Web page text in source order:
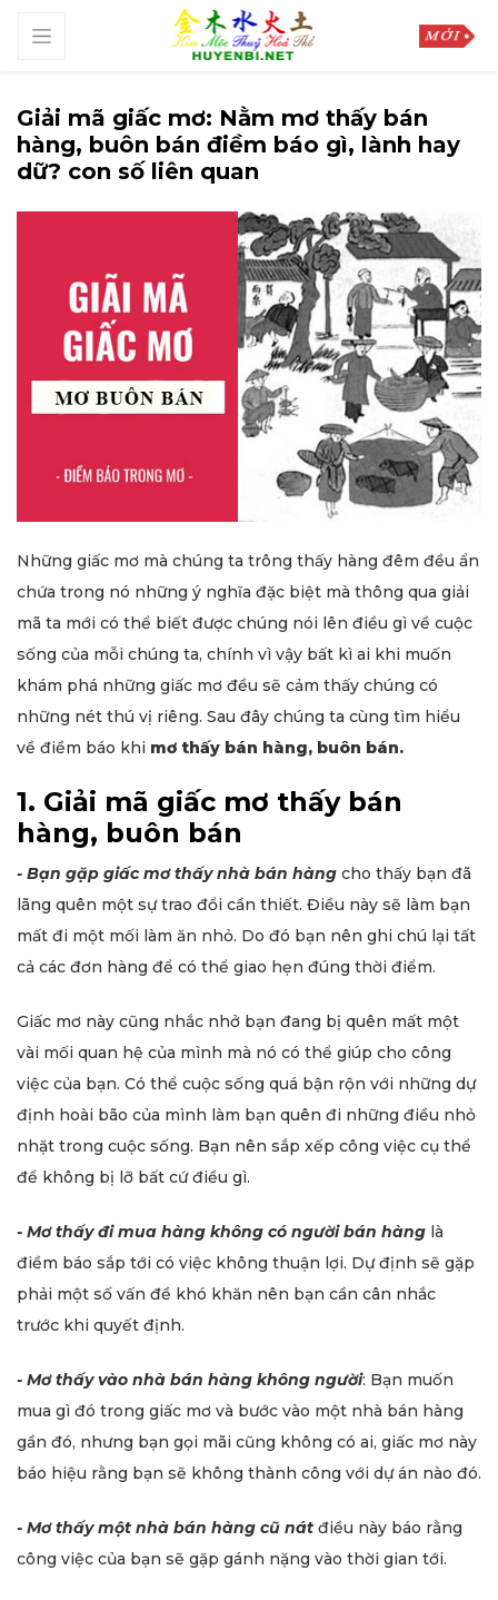
Giải mã giấc mơ: Nằm mơ thấy bán
hàng, buôn bán điềm báo gì, lành hay
dữ? con số liên quan
Những giấc mơ mà chúng ta trông thấy hàng đêm đều ẩn
chứa trong nó những ý nghĩa đặc biệt mà thông qua giải
mã ta mới có thể biết được chúng nói lên điều gì về cuộc
sống của mỗi chúng ta, chính vì vậy bất kì ai khi muốn
khám phá những giấc mơ đều sẽ cảm thấy chúng có
những nét thú vị riêng. Sau đây chúng ta cùng tìm hiểu
về điềm báo khi mơ thấy bán hàng, buôn bán.
1. Giải mã giấc mơ thấy bán
hàng, buôn bán
- Bạn gặp giấc mơ thấy nhà bán hàng cho thấy bạn đã
lãng quên một sự trao đổi cần thiết. Điều này sẽ làm bạn
mất đi một mối làm ăn nhỏ. Do đó bạn nên ghi chú lại tất
cả các đơn hàng để có thể giao hẹn đúng thời điểm.
Giấc mơ này cũng nhắc nhở bạn đang bị quên mất một
vài mối quan hệ của mình mà nó có thể giúp cho công
việc của bạn. Có thể cuộc sống quá bận rộn với những dự
định hoài bão của mình làm bạn quên đi những điều nhỏ
nhặt trong cuộc sống. Bạn nên sắp xếp công việc cụ thể
để không bị lỡ bất cứ điều gì.
- Mơ thấy đi mua hàng không có người bán hàng là
điềm báo sắp tới có việc không thuận lợi. Dự định sẽ gặp
phải một số vấn đề khó khăn nên bạn cần cân nhắc
trước khi quyết định.
- Mơ thấy vào nhà bán hàng không người: Bạn muốn
mua gì đó trong giấc mơ và bước vào một nhà bán hàng
gần đó, nhưng bạn gọi mãi cũng không có ai, giấc mơ này
báo hiệu rằng bạn sẽ không thành công với dự án nào đó.
- Mơ thấy một nhà bán hàng cũ nát điều này báo rằng
công việc của bạn sẽ gặp gánh nặng vào thời gian tới.